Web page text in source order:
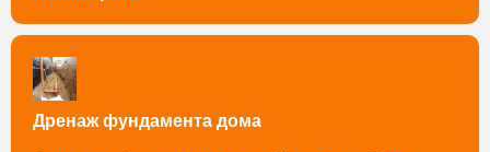
Дренаж фундамента дома